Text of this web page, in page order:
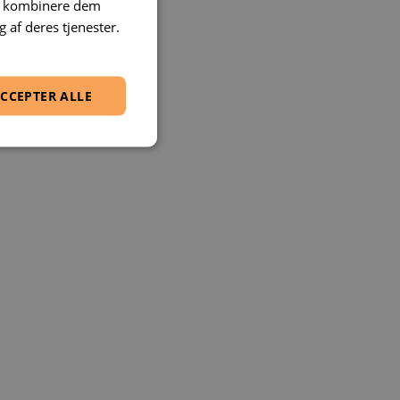
dem
af deres tjenester.
ALLE